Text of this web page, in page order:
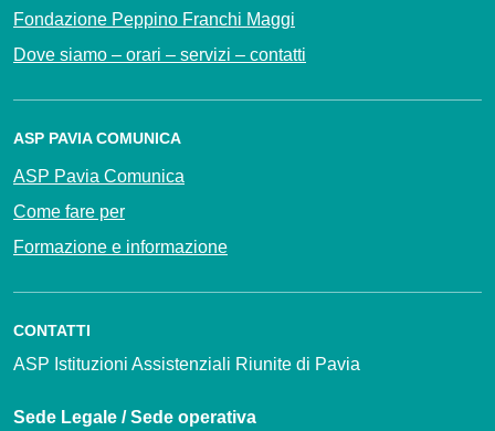
Fondazione Peppino Franchi Maggi
Dove siamo – orari – servizi – contatti
ASP PAVIA COMUNICA
ASP Pavia Comunica
Come fare per
Formazione e informazione
CONTATTI
ASP Istituzioni Assistenziali Riunite di Pavia
Sede Legale / Sede operativa